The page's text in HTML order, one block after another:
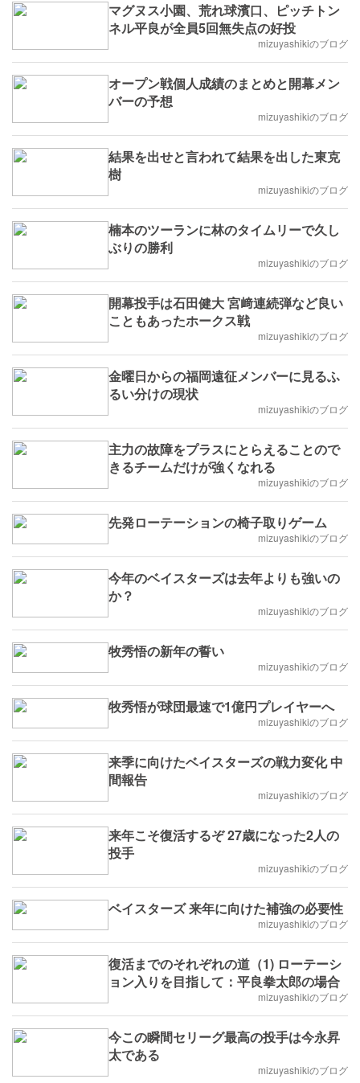
マグヌス小園、荒れ球濱口、ピッチトン
ネル平良が全員5回無失点の好投
mizuyashikiのブログ
オープン戦個人成績のまとめと開幕メン
バーの予想
mizuyashikiのブログ
結果を出せと言われて結果を出した東克
樹
mizuyashikiのブログ
楠本のツーランに林のタイムリーで久し
ぶりの勝利
mizuyashikiのブログ
開幕投手は石田健大 宮﨑連続弾など良い
こともあったホークス戦
mizuyashikiのブログ
金曜日からの福岡遠征メンバーに見るふ
るい分けの現状
mizuyashikiのブログ
主力の故障をプラスにとらえることので
きるチームだけが強くなれる
mizuyashikiのブログ
先発ローテーションの椅子取りゲーム
mizuyashikiのブログ
今年のベイスターズは去年よりも強いの
か？
mizuyashikiのブログ
牧秀悟の新年の誓い
mizuyashikiのブログ
牧秀悟が球団最速で1億円プレイヤーへ
mizuyashikiのブログ
来季に向けたベイスターズの戦力変化 中
間報告
mizuyashikiのブログ
来年こそ復活するぞ 27歳になった2人の
投手
mizuyashikiのブログ
ベイスターズ 来年に向けた補強の必要性
mizuyashikiのブログ
復活までのそれぞれの道（1) ローテーシ
ョン入りを目指して：平良拳太郎の場合
mizuyashikiのブログ
今この瞬間セリーグ最高の投手は今永昇
太である
mizuyashikiのブログ